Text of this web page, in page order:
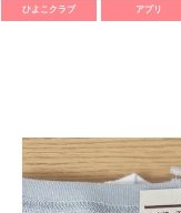
ひよこクラブ アプリ